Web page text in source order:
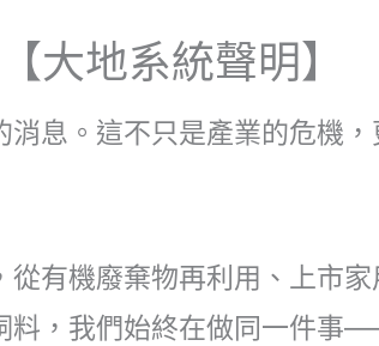
【大地系統聲明】
息。這不只是產業的危機
從有機廢棄物再利用、上市
料，我們始終在做同一件事